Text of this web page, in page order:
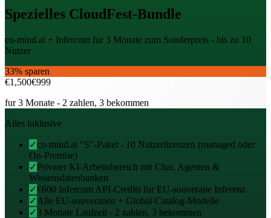
Spezielles CloudFest-Bundle
co-mind.ai + Infercom fur 3 Monate zum Sonderpreis - bis zu 10
Nutzer
33% sparen
€1,500€999
fur 3 Monate - 2 zahlen, 3 bekommen
Alles inklusive
✓co-mind.ai "S"-Paket - 10 Nutzerlizenzen (managed oder
On-Premise)
✓Privater KI-Arbeitsbereich mit Chat, Agenten &
Wissensdatenbanken
✓€600 Infercom API-Credits fur EU-souverane Inferenz
✓ Alle EU-souveranen + Global-Catalog-Modelle
✓3 Monate Laufzeit - 2 zahlen, 3 bekommen